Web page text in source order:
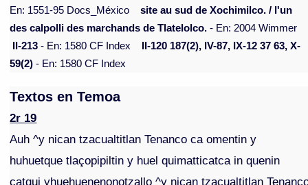
En: 1551-95 Docs_México
site au sud de Xochimilco. / l'un
des calpolli des marchands de Tlatelolco. - En: 2004 Wimmer
II-213 - En: 1580 CF Index
II-120 187(2), IV-87, IX-12 37 63, X-
59(2) - En: 1580 CF Index
Textos en Temoa
2r 19
Auh ^y nican tzacualtitlan Tenanco ca omentin y
huhuetque tlaçopipiltin y huel quimatticatca in quenin
catqui yhuehuenenonotzallo ^y nican tzacualtitlan